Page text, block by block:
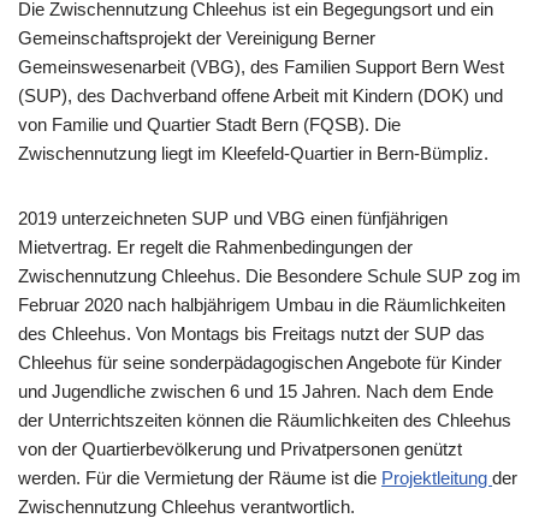
Die Zwischennutzung Chleehus ist ein Begegungsort und ein
Gemeinschaftsprojekt der Vereinigung Berner
Gemeinswesenarbeit (VBG), des Familien Support Bern West
(SUP), des Dachverband offene Arbeit mit Kindern (DOK) und
von Familie und Quartier Stadt Bern (FQSB). Die
Zwischennutzung liegt im Kleefeld-Quartier in Bern-Bümpliz.
2019 unterzeichneten SUP und VBG einen fünfjährigen
Mietvertrag. Er regelt die Rahmenbedingungen der
Zwischennutzung Chleehus. Die Besondere Schule SUP zog im
Februar 2020 nach halbjährigem Umbau in die Räumlichkeiten
des Chleehus. Von Montags bis Freitags nutzt der SUP das
Chleehus für seine sonderpädagogischen Angebote für Kinder
und Jugendliche zwischen 6 und 15 Jahren. Nach dem Ende
der Unterrichtszeiten können die Räumlichkeiten des Chleehus
von der Quartierbevölkerung und Privatpersonen genützt
werden. Für die Vermietung der Räume ist die Projektleitung der
Zwischennutzung Chleehus verantwortlich.